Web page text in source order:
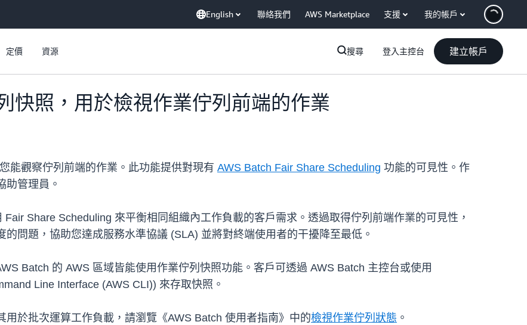
English 聯絡我們 AWS Marketplace 支援 我的帳戶
定價 資源 搜尋 登入主控台 建立帳戶
快照，用於檢視作業佇列前端的作業
能觀察佇列前端的作業。此功能提供對現有 AWS Batch Fair Share Scheduling 功能的可見性。作
助管理員。
Share Scheduling 來平衡相同組織內工作負載的客戶需求。透過取得佇列前端作業的可見性，
問題，協助您達成服務水準協議 (SLA) 並將對終端使用者的干擾降至最低。
Batch 的 AWS 區域皆能使用作業佇列快照功能。客戶可透過 AWS Batch 主控台或使用
Line Interface (AWS CLI)) 來存取快照。
於批次運算工作負載，請瀏覽《AWS Batch 使用者指南》中的檢視作業佇列狀態 。